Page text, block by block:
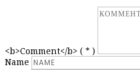
<b>Comment</b> ( * )
Name